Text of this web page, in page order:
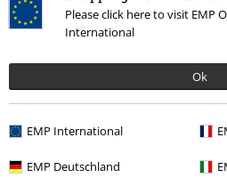
Please click here to visit EMP
International
Ok
EMP International
EMP Deutschland
%
Vinylová figurka č.1696 Baby
Kermit
The Muppets
Funko
Pop!
%